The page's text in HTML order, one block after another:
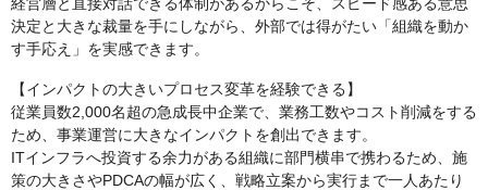
決定と大きな裁量を手にしながら、外部では得がたい「組織を動か
す手応え」を実感できます。
【インパクトの大きいプロセス変革を経験できる】
従業員数2,000名超の急成長中企業で、業務工数やコスト削減をする
ため、事業運営に大きなインパクトを創出できます。
ITインフラへ投資する余力がある組織に部門横串で携わるため、施
策の大きさやPDCAの幅が広く、戦略立案から実行まで一人あたり